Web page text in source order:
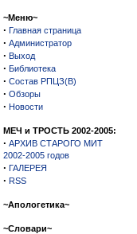
~Меню~
· Главная страница
· Администратор
· Выход
· Библиотека
· Состав РПЦЗ(В)
· Обзоры
· Новости
МЕЧ и ТРОСТЬ 2002-2005:
· АРХИВ СТАРОГО МИТ
2002-2005 годов
· ГАЛЕРЕЯ
· RSS
~Апологетика~
~Словари~